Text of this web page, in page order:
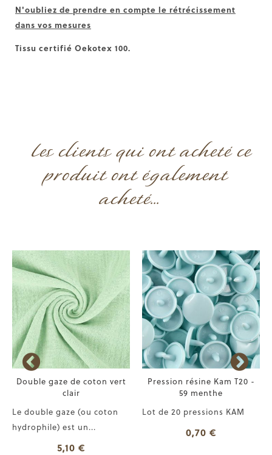
N'oubliez de prendre en compte le rétrécissement
dans vos mesures
Tissu certifié Oekotex 100.
Les clients qui ont acheté ce
produit ont également
acheté...
Double gaze de coton vert
clair
Le double gaze (ou coton
hydrophile) est un...
5,10 €
Pression résine Kam T20 -
59 menthe
Lot de 20 pressions KAM
0,70 €